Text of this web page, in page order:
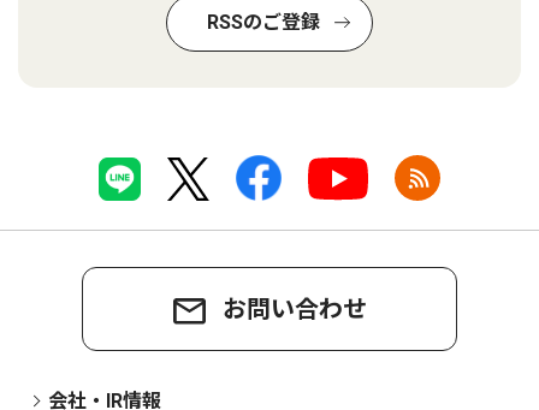
RSSのご登録
お問い合わせ
会社・IR情報